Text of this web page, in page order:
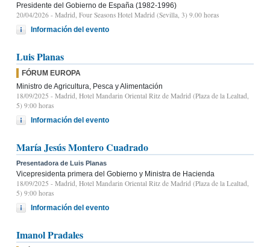
Presidente del Gobierno de España (1982-1996)
20/04/2026 - Madrid, Four Seasons Hotel Madrid (Sevilla, 3) 9.00 horas
Información del evento
Luis Planas
FÓRUM EUROPA
Ministro de Agricultura, Pesca y Alimentación
18/09/2025 - Madrid, Hotel Mandarin Oriental Ritz de Madrid (Plaza de la Lealtad,
5) 9:00 horas
Información del evento
María Jesús Montero Cuadrado
Presentadora de Luis Planas
Vicepresidenta primera del Gobierno y Ministra de Hacienda
18/09/2025 - Madrid, Hotel Mandarin Oriental Ritz de Madrid (Plaza de la Lealtad,
5) 9:00 horas
Información del evento
Imanol Pradales